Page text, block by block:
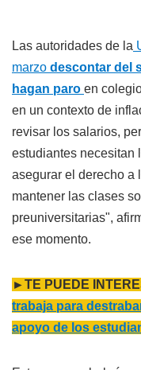
Las autoridades de la
marzo descontar del
hagan paro en
en un contexto de
revisar los salarios,
estudiantes necesitan
asegurar el derecho a
mantener las clases
preuniversitarias",
ese momento.
►TE PUEDE
trabaja para
apoyo de los